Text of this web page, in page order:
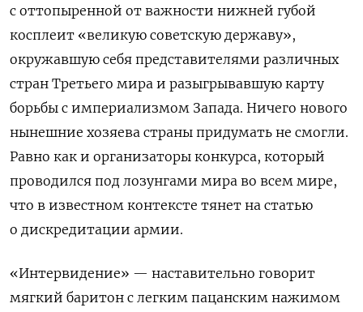
с оттопыренной от важности нижней губой
косплеит «великую советскую державу»,
окружавшую себя представителями различных
стран Третьего мира и разыгрывавшую карту
борьбы с империализмом Запада. Ничего нового
нынешние хозяева страны придумать не смогли.
Равно как и организаторы конкурса, который
проводился под лозунгами мира во всем мире,
что в известном контексте тянет на статью
о дискредитации армии.
«Интервидение» — наставительно говорит
мягкий баритон с легким пацанским нажимом